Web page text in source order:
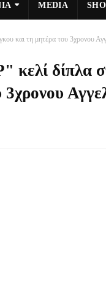
MEDIA
και τη μητέρα του 3χρονου
κελί δίπλα
3χρονου